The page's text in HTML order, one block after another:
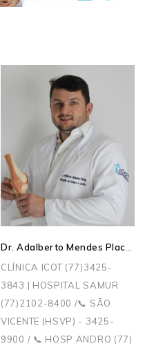
Dr. Adalberto Mendes Placha
CLÍNICA ICOT (77)3425-
3843 | HOSPITAL SAMUR
(77)2102-8400 /📞 SÃO
VICENTE (HSVP) - 3425-
9900 / 📞 HOSP ANDRO (77)